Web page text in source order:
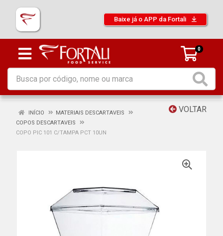
Baixe já o APP da Fortali
0
VOLTAR
INÍCIO
MATERIAIS DESCARTAVEIS
COPOS DESCARTAVEIS
COPO PIC 101 C/TAMPA PCT 10UN